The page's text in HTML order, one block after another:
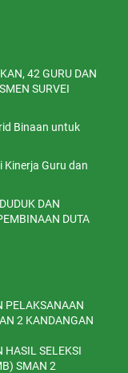
42 GURU DAN
SURVEI
Binaan untuk
Kinerja Guru dan
DAN
DUTA
PELAKSANAAN
2 KANDANGAN
HASIL SELEKSI
SMAN 2